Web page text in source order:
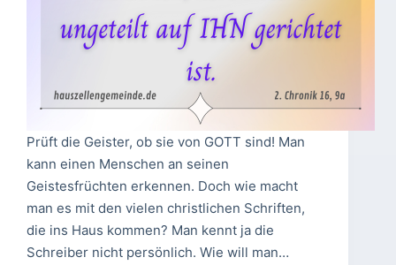
Prüft die Geister, ob sie von GOTT sind! Man
kann einen Menschen an seinen
Geistesfrüchten erkennen. Doch wie macht
man es mit den vielen christlichen Schriften,
die ins Haus kommen? Man kennt ja die
Schreiber nicht persönlich. Wie will man…